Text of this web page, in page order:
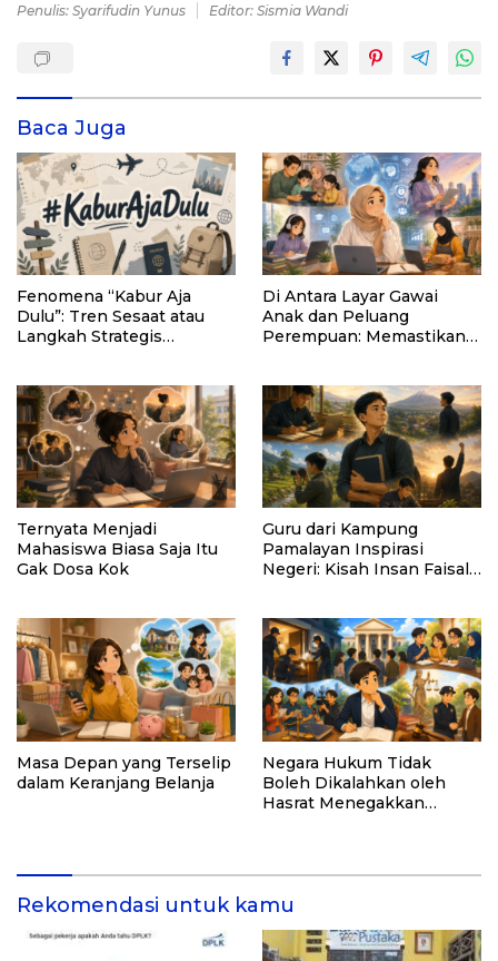
Penulis: Syarifudin Yunus Editor: Sismia Wandi
Baca Juga
Fenomena “Kabur Aja
Dulu”: Tren Sesaat atau
Langkah Strategis
Di Antara Layar Gawai
Anak dan Peluang
Perempuan: Memastikan
Ternyata Menjadi
Mahasiswa Biasa Saja Itu
Gak Dosa Kok
Guru dari Kampung
Pamalayan Inspirasi
Negeri: Kisah Insan Faisal
Pelosok Negeri”
Masa Depan yang Terselip
dalam Keranjang Belanja
Negara Hukum Tidak
Boleh Dikalahkan oleh
Hasrat Menegakkan
Rekomendasi untuk kamu